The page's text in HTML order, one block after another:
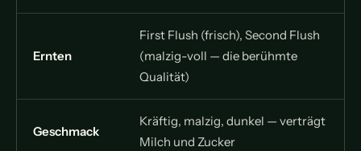
Ernten
First Flush (frisch), Second Flush
(malzig-voll — die berühmte
Qualität)
Geschmack
Kräftig, malzig, dunkel — verträgt
Milch und Zucker